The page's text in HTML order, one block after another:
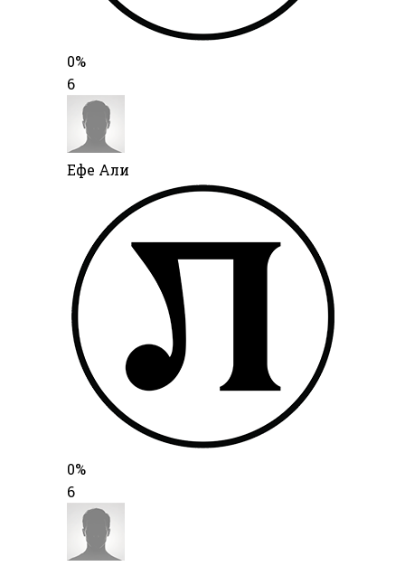
0%
6
Ефе Али
0%
6